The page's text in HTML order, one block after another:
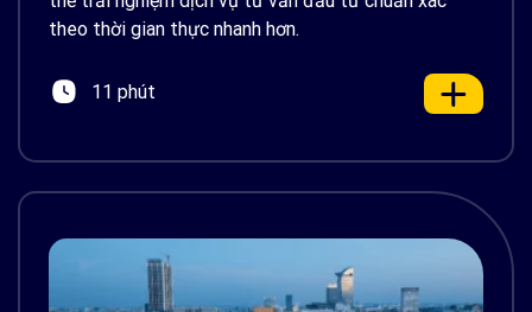
theo thời gian thực nhanh hơn.
11 phút